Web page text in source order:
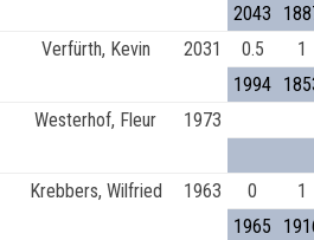
2043
Verfürth, Kevin 2031 0.5 1
1994
Westerhof, Fleur
1973
Krebbers, Wilfried 1963 0 1
1965